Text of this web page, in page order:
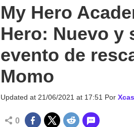
My Hero
Hero: Nuevo y
evento de
Momo
Updated at 21/06/2021 at 17:51 Por
0